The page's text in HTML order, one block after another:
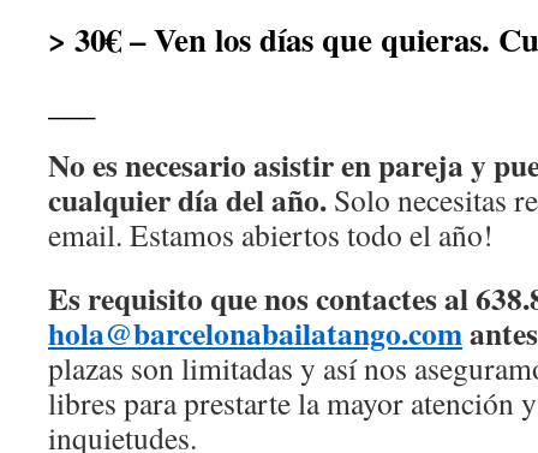
> 30€ – Ven los días que quieras.
No es necesario asistir en pareja y
cualquier día del año. Solo necesitas
email. Estamos abiertos todo el año!
Es requisito que nos contactes al
hola@barcelonabailatango.com
plazas son limitadas y así nos
libres para prestarte la mayor atención
inquietudes.